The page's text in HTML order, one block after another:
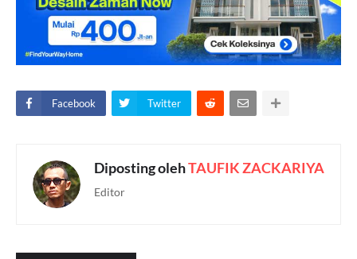
Facebook Twitter
Diposting olehTAUFIK ZACKARIYA
Editor